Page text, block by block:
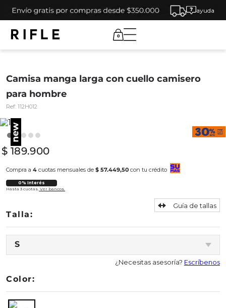
ayuda
0
Camisa manga larga con cuello camisero
para hombre
Ref: 112H012
$ 189.900
Compra a 4 cuotas mensuales de $ 57.449,50 con tu crédito
0% Interés
Hasta 3 cuotas. Ver bancos.
S
Guía de tallas
¿Necesitas asesoría? Escríbenos
Color: